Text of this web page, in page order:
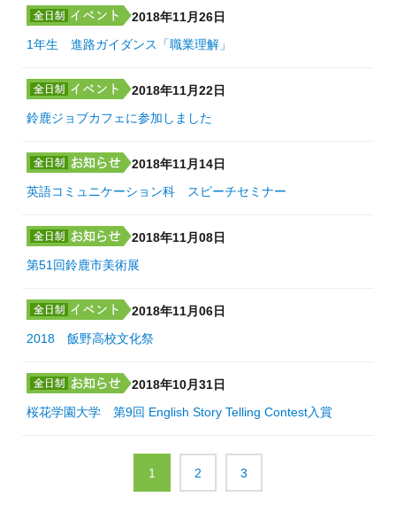
2018年11月26日
1年生 進路ガイダンス「職業理解」
2018年11月22日
鈴鹿ジョブカフェに参加しました
2018年11月14日
英語コミュニケーション科 スピーチセミナー
2018年11月08日
第51回鈴鹿市美術展
2018年11月06日
2018 飯野高校文化祭
2018年10月31日
桜花学園大学 第9回 English Story Telling Contest入賞
1 2 3